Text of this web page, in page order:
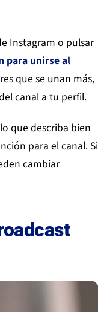
Instagram o pulsar
para unirse al
que se unan más,
canal a tu perfil.
que describa bien
para el canal. Si
cambiar